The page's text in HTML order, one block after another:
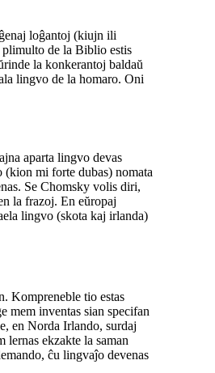
loĝantoj (kiujn ili
plimulto de la Biblio estis
la konkerantoj baldaŭ
lingvo de la homaro. Oni
aparta lingvo devas
(kion mi forte dubas) nomata
Se Chomsky volis diri,
la frazoj. En eŭropaj
lingvo (skota kaj irlanda)
Kompreneble tio estas
mem inventas sian specifan
en Norda Irlando, surdaj
ekzakte la saman
ĉu lingvaĵo devenas